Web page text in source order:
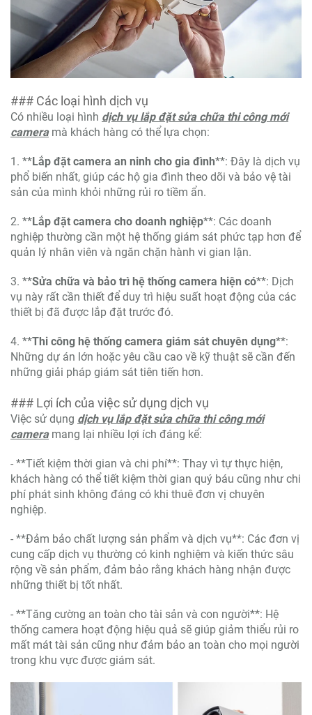
### Các loại hình dịch vụ
Có nhiều loại hình dịch vụ lắp đặt sửa chữa thi công mới
cameramà khách hàng có thể lựa chọn:
1. **Lắp đặt camera an ninh cho gia đình**: Đây là dịch vụ
phổ biến nhất, giúp các hộ gia đình theo dõi và bảo vệ tài
sản của mình khỏi những rủi ro tiềm ẩn.
2. **Lắp đặt camera cho doanh nghiệp**: Các doanh
nghiệp thường cần một hệ thống giám sát phức tạp hơn để
quản lý nhân viên và ngăn chặn hành vi gian lận.
3. **Sửa chữa và bảo trì hệ thống camera hiện có**: Dịch
vụ này rất cần thiết để duy trì hiệu suất hoạt động của các
thiết bị đã được lắp đặt trước đó.
4. **Thi công hệ thống camera giám sát chuyên dụng**:
Những dự án lớn hoặc yêu cầu cao về kỹ thuật sẽ cần đến
những giải pháp giám sát tiên tiến hơn.
### Lợi ích của việc sử dụng dịch vụ
Việc sử dụng dịch vụ lắp đặt sửa chữa thi công mới
cameramang lại nhiều lợi ích đáng kể:
- **Tiết kiệm thời gian và chi phí**: Thay vì tự thực hiện,
khách hàng có thể tiết kiệm thời gian quý báu cũng như chi
phí phát sinh không đáng có khi thuê đơn vị chuyên
nghiệp.
- **Đảm bảo chất lượng sản phẩm và dịch vụ**: Các đơn vị
cung cấp dịch vụ thường có kinh nghiệm và kiến thức sâu
rộng về sản phẩm, đảm bảo rằng khách hàng nhận được
những thiết bị tốt nhất.
- **Tăng cường an toàn cho tài sản và con người**: Hệ
thống camera hoạt động hiệu quả sẽ giúp giảm thiểu rủi ro
mất mát tài sản cũng như đảm bảo an toàn cho mọi người
trong khu vực được giám sát.